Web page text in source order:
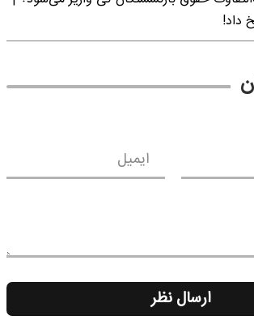
داد!
ایمیل
ارسال نظر